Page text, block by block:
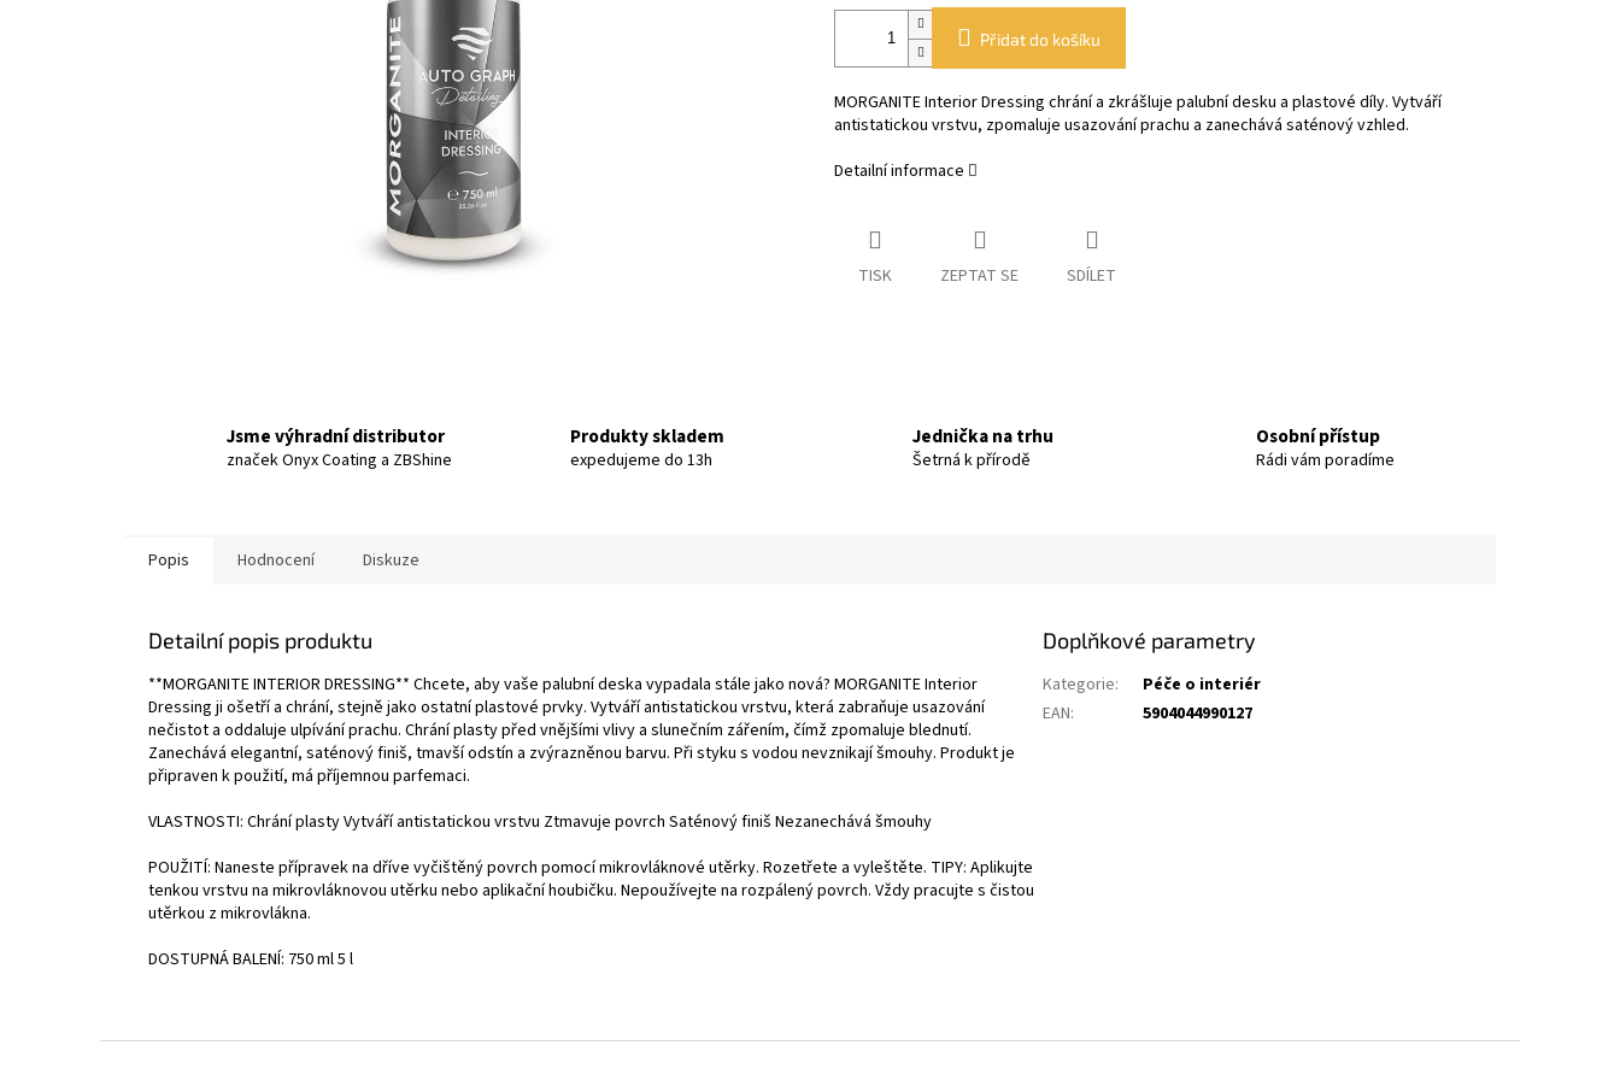
Přidat do košíku
MORGANITE Interior Dressing chrání a zkrášluje palubní desku a plastové díly. Vytváří
antistatickou vrstvu, zpomaluje usazování prachu a zanechává saténový vzhled.
Detailní informace
TISK ZEPTAT SE SDÍLET
Jsme výhradní distributor
značek Onyx Coating a ZBShine
Produkty skladem
expedujeme do 13h
Jednička na trhu
Šetrná k přírodě
Osobní přístup
Rádi vám poradíme
Popis Hodnocení Diskuze
Detailní popis produktu
**MORGANITE INTERIOR DRESSING** Chcete, aby vaše palubní deska vypadala stále jako nová? MORGANITE Interior
Dressing ji ošetří a chrání, stejně jako ostatní plastové prvky. Vytváří antistatickou vrstvu, která zabraňuje usazování
nečistot a oddaluje ulpívání prachu. Chrání plasty před vnějšími vlivy a slunečním zářením, čímž zpomaluje blednutí.
Zanechává elegantní, saténový finiš, tmavší odstín a zvýrazněnou barvu. Při styku s vodou nevznikají šmouhy. Produkt je
připraven k použití, má příjemnou parfemaci.
VLASTNOSTI: Chrání plasty Vytváří antistatickou vrstvu Ztmavuje povrch Saténový finiš Nezanechává šmouhy
POUŽITÍ: Naneste přípravek na dříve vyčištěný povrch pomocí mikrovláknové utěrky. Rozetřete a vyleštěte. TIPY: Aplikujte
tenkou vrstvu na mikrovláknovou utěrku nebo aplikační houbičku. Nepoužívejte na rozpálený povrch. Vždy pracujte s čistou
utěrkou z mikrovlákna.
DOSTUPNÁ BALENÍ: 750 ml 5 l
Doplňkové parametry
Kategorie:
Péče o interiér
EAN: 5904044990127